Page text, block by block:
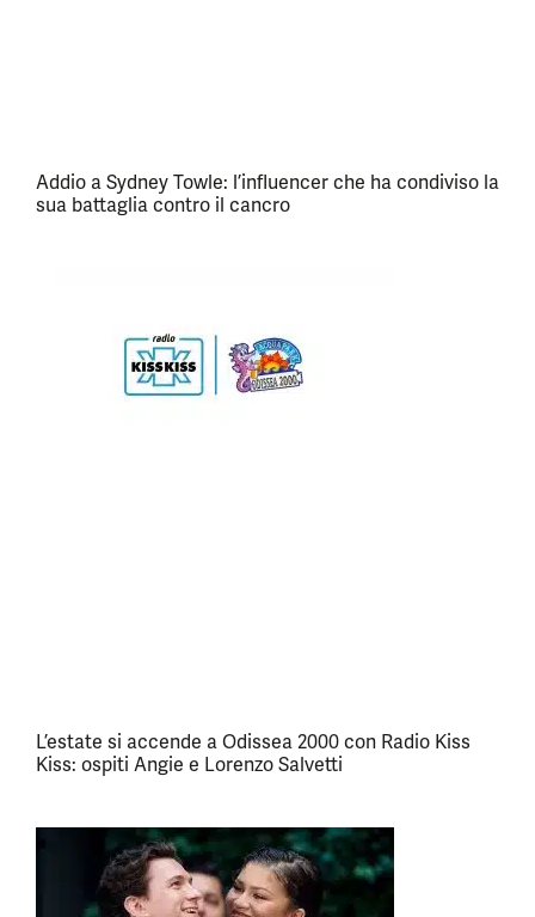
Addio a Sydney Towle: l’influencer che ha condiviso la
sua battaglia contro il cancro
L’estate si accende a Odissea 2000 con Radio Kiss
Kiss: ospiti Angie e Lorenzo Salvetti